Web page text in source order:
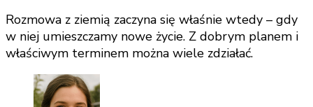
Rozmowa z ziemią zaczyna się właśnie wtedy – gdy
w niej umieszczamy nowe życie. Z dobrym planem i
właściwym terminem można wiele zdziałać.